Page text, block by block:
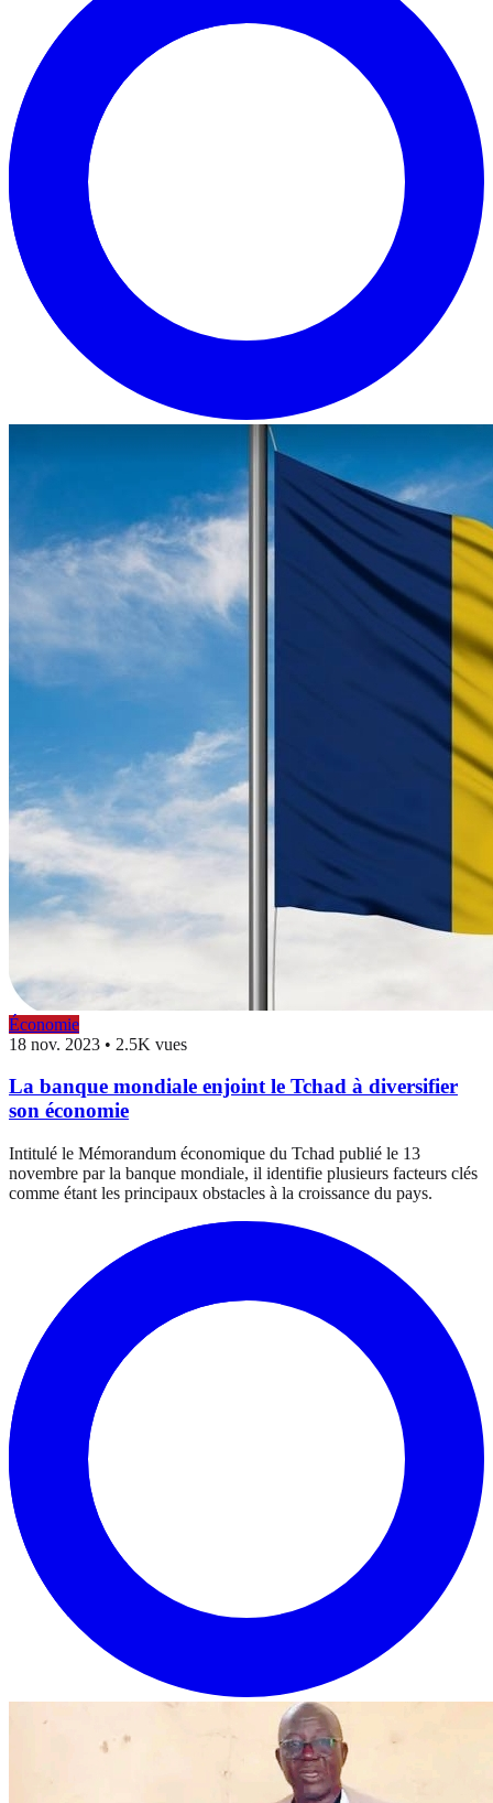
Économie
18 nov. 2023 • 2.5K vues
La banque mondiale enjoint le Tchad à diversifier
son économie
Intitulé le Mémorandum économique du Tchad publié le 13
novembre par la banque mondiale, il identifie plusieurs facteurs clés
comme étant les principaux obstacles à la croissance du pays.